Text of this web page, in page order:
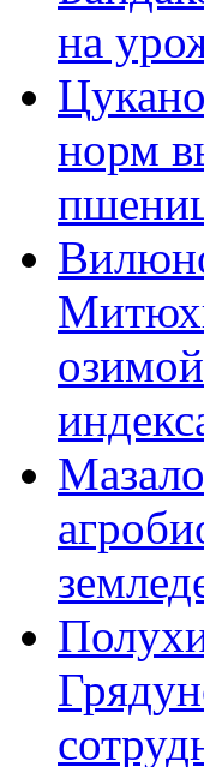
на
норм